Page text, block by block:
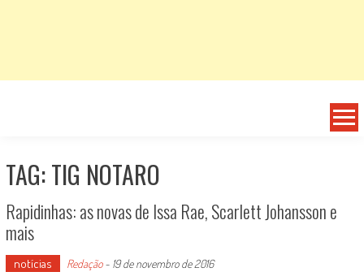
TAG: TIG NOTARO
Rapidinhas: as novas de Issa Rae, Scarlett Johansson e
mais
notícias Redação- 19 de novembro de 2016